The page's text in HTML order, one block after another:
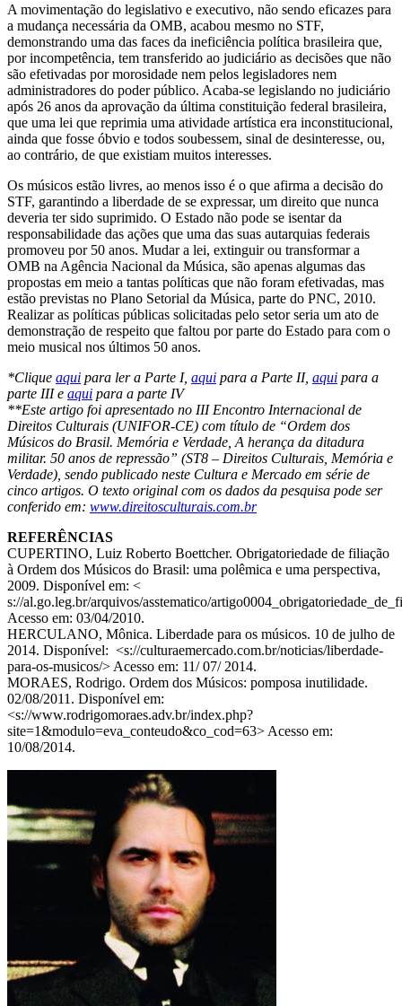
A movimentação do legislativo e executivo, não sendo eficazes para
a mudança necessária da OMB, acabou mesmo no STF,
demonstrando uma das faces da ineficiência política brasileira que,
por incompetência, tem transferido ao judiciário as decisões que não
são efetivadas por morosidade nem pelos legisladores nem
administradores do poder público. Acaba-se legislando no judiciário
após 26 anos da aprovação da última constituição federal brasileira,
que uma lei que reprimia uma atividade artística era inconstitucional,
ainda que fosse óbvio e todos soubessem, sinal de desinteresse, ou,
ao contrário, de que existiam muitos interesses.
Os músicos estão livres, ao menos isso é o que afirma a decisão do
STF, garantindo a liberdade de se expressar, um direito que nunca
deveria ter sido suprimido. O Estado não pode se isentar da
responsabilidade das ações que uma das suas autarquias federais
promoveu por 50 anos. Mudar a lei, extinguir ou transformar a
OMB na Agência Nacional da Música, são apenas algumas das
propostas em meio a tantas políticas que não foram efetivadas, mas
estão previstas no Plano Setorial da Música, parte do PNC, 2010.
Realizar as políticas públicas solicitadas pelo setor seria um ato de
demonstração de respeito que faltou por parte do Estado para com o
meio musical nos últimos 50 anos.
*Clique aqui para ler a Parte I, aqui para a Parte II, aqui para a
parte III e aqui para a parte IV
**Este artigo foi apresentado no III Encontro Internacional de
Direitos Culturais (UNIFOR-CE) com título de “Ordem dos
Músicos do Brasil. Memória e Verdade, A herança da ditadura
militar. 50 anos de repressão” (ST8 – Direitos Culturais, Memória e
Verdade), sendo publicado neste Cultura e Mercado em série de
cinco artigos. O texto original com os dados da pesquisa pode ser
conferido em: www.direitosculturais.com.br
REFERÊNCIAS
CUPERTINO, Luiz Roberto Boettcher. Obrigatoriedade de filiação
à Ordem dos Músicos do Brasil: uma polêmica e uma perspectiva,
2009. Disponível em: <
s://al.go.leg.br/arquivos/asstematico/
Acesso em: 03/04/2010.
HERCULANO, Mônica. Liberdade para os músicos. 10 de julho de
2014. Disponível: <s://culturaemercado.com.br/noticias/liberdade-
para-os-musicos/> Acesso em: 11/ 07/ 2014.
MORAES, Rodrigo. Ordem dos Músicos: pomposa inutilidade.
02/08/2011. Disponível em:
<s://www.rodrigomoraes.adv.br/index.php?
site=1&modulo=eva_conteudo&co_cod=63> Acesso em:
10/08/2014.